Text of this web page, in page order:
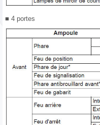
■ 4 portes